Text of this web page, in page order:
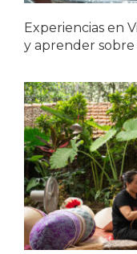
Experiencias en
y aprender